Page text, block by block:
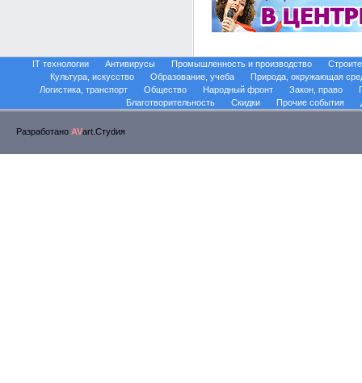
IT технологии Антивирусы Промышленность и производство
Культура, искусство
Образование, учеба
Природа, окружающая
Логистика, транспорт
Общество Народный фронт Закон, право
Благотворительность
Скидки Прочие события
Разработано AVart.Стуdия